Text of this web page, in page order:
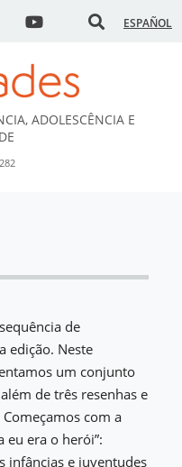
ESPAÑOL
ADOLESCÊNCIA E
de
edição. Neste
um conjunto
de três resenhas e
com a
eu era o herói”:
infâncias e juventudes